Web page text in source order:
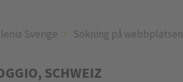
Sverige Sökning på webbplatsen
SCHWEIZ